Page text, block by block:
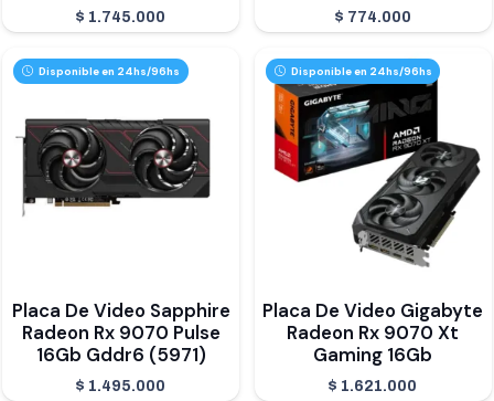
$ 1.745.000 $ 774.000
Disponible en 24hs/96hs
Placa De Video Sapphire
Radeon Rx 9070 Pulse
16Gb Gddr6 (5971)
$ 1.495.000
Disponible en 24hs/96hs
Placa De Video Gigabyte
Radeon Rx 9070 Xt
Gaming 16Gb
$ 1.621.000